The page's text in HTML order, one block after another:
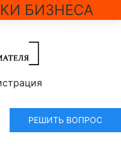
БИЗНЕСА
РЕШИТЬ ВОПРОС